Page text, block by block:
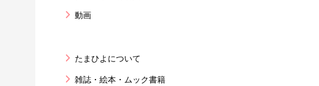
動画
たまひよについて
雑誌・絵本・ムック書籍